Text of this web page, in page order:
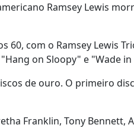
Ramsey Lewis
60, com o Ramsey Lewis
on Sloopy" e "Wade
de ouro. O primeiro
Franklin, Tony Bennett,